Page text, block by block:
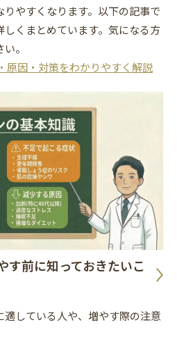
やすくなります。以下の記事で
しくまとめています。気になる方
。
原因・対策をわかりやすく解説
す前に知っておきたいこ
している人や、増やす際の注意